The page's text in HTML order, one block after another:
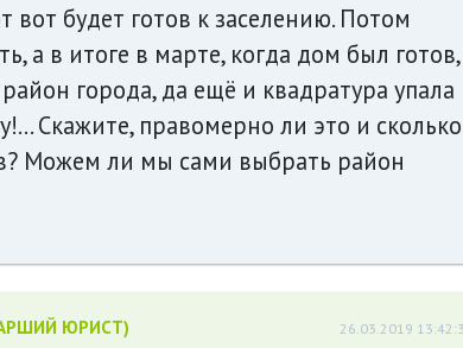
будет готов к заселению. Потом
а в итоге в марте, когда дом был готов,
города, да ещё и квадратура упала
Скажите, правомерно ли это и сколько
Можем ли мы сами выбрать район
ЮРИСТ) 26.03.2019